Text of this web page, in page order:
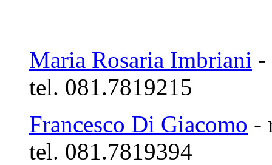
Maria Rosaria Imbriani -
tel. 081.7819215
Francesco Di Giacomo -
tel. 081.7819394